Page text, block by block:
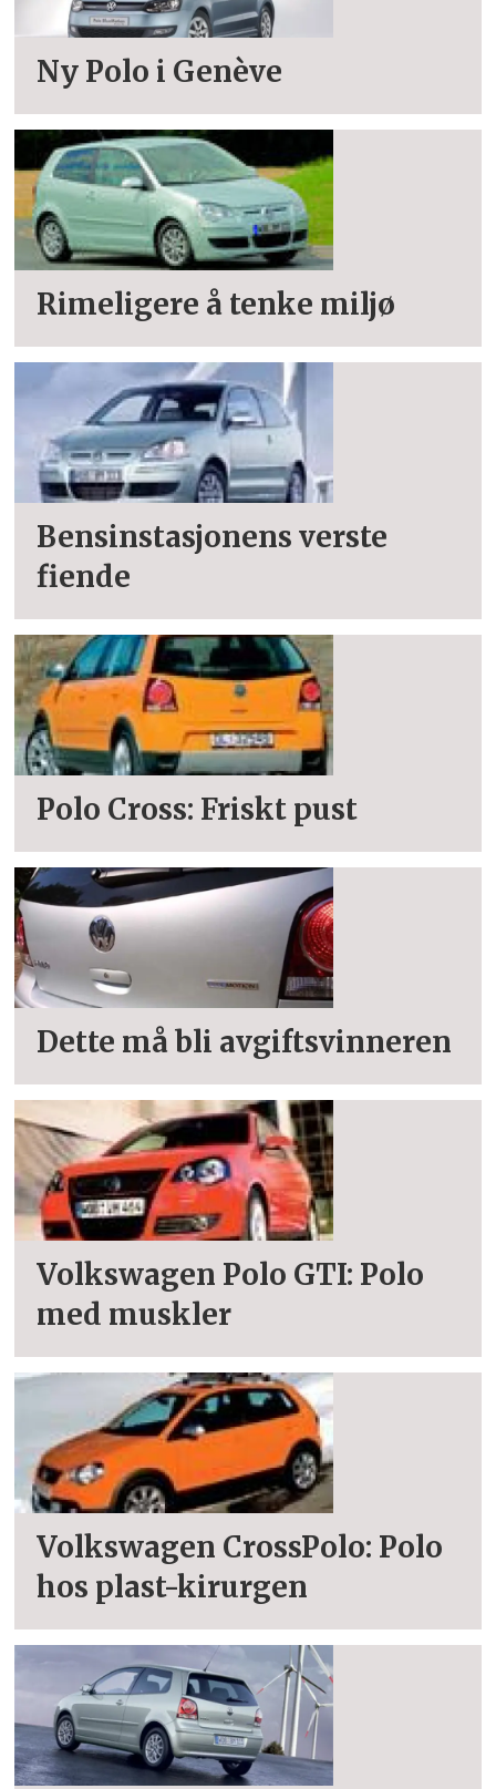
Ny Polo i Genève
Rimeligere å tenke miljø
Bensinstasjonens verste
fiende
Polo Cross: Friskt pust
Dette må bli avgiftsvinneren
Volkswagen Polo GTI: Polo
med muskler
Volkswagen CrossPolo: Polo
hos plast-kirurgen